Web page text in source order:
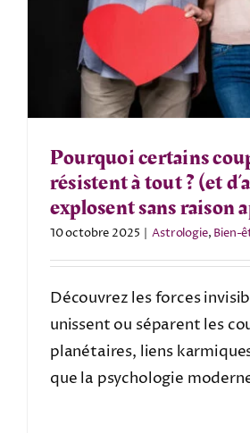
Pourquoi certains
résistent à tout ? (et
explosent sans raison
10 octobre 2025 | Astrologie, Bien-
Découvrez les forces
unissent ou séparent les
planétaires, liens
que la psychologie